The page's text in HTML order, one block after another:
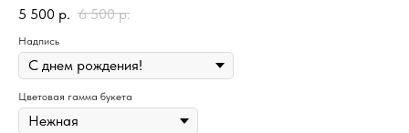
5 500 р. 6 500 р.
Надпись
Цветовая гамма букета